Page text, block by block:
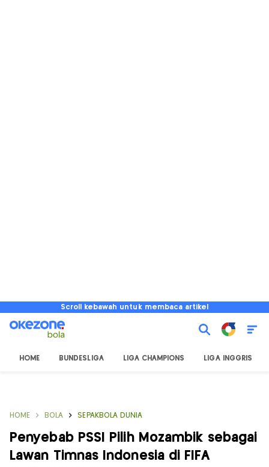
Scroll kebawah untuk membaca artikel
HOME BUNDESLIGA LIGA CHAMPIONS LIGA INGGRIS
HOME BOLA SEPAKBOLA DUNIA
Penyebab PSSI Pilih Mozambik sebagai
Lawan Timnas Indonesia di FIFA